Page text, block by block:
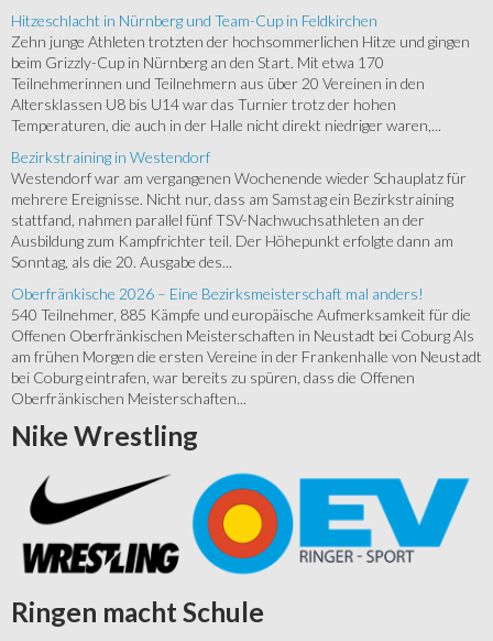
Hitzeschlacht in Nürnberg und Team-Cup in Feldkirchen
Zehn junge Athleten trotzten der hochsommerlichen Hitze und gingen
beim Grizzly-Cup in Nürnberg an den Start. Mit etwa 170
Teilnehmerinnen und Teilnehmern aus über 20 Vereinen in den
Altersklassen U8 bis U14 war das Turnier trotz der hohen
Temperaturen, die auch in der Halle nicht direkt niedriger waren,...
Bezirkstraining in Westendorf
Westendorf war am vergangenen Wochenende wieder Schauplatz für
mehrere Ereignisse. Nicht nur, dass am Samstag ein Bezirkstraining
stattfand, nahmen parallel fünf TSV-Nachwuchsathleten an der
Ausbildung zum Kampfrichter teil. Der Höhepunkt erfolgte dann am
Sonntag, als die 20. Ausgabe des...
Oberfränkische 2026 – Eine Bezirksmeisterschaft mal anders!
540 Teilnehmer, 885 Kämpfe und europäische Aufmerksamkeit für die
Offenen Oberfränkischen Meisterschaften in Neustadt bei Coburg Als
am frühen Morgen die ersten Vereine in der Frankenhalle von Neustadt
bei Coburg eintrafen, war bereits zu spüren, dass die Offenen
Oberfränkischen Meisterschaften...
Nike Wrestling
Ringen macht Schule